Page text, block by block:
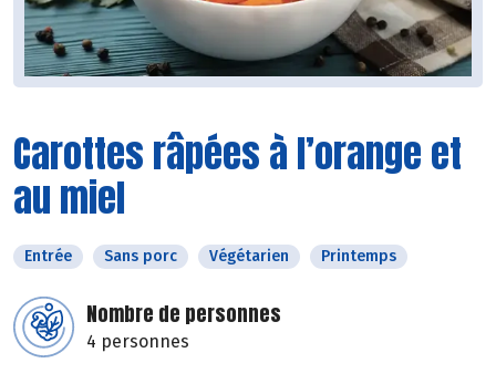
Carottes râpées à l’orange et
au miel
Entrée Sans porc Végétarien Printemps
Nombre de personnes
4 personnes